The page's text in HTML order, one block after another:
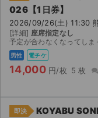
026【1日券】
2026/09/26(土) 11:30
[詳細] 座席指定なし
予定が合わなくなってしまったため出品いたします。 ファンクラブ先行で
男性 電チケ
14,000 円/枚 5 枚
即決 KOYABU